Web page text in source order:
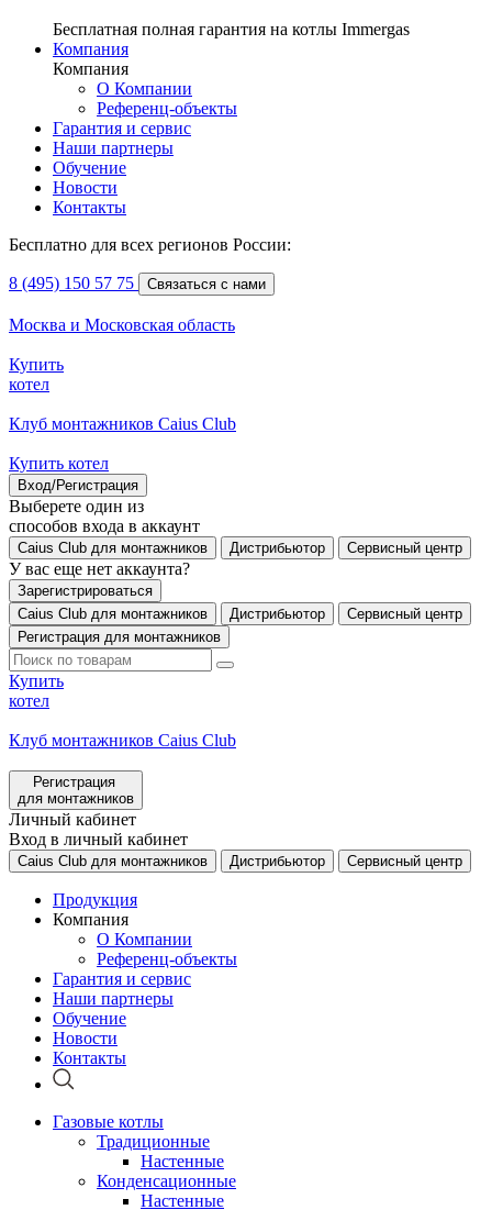
Бесплатная полная гарантия на котлы Immergas
Компания
Компания
О Компании
Референц-объекты
Гарантия и сервис
Наши партнеры
Обучение
Новости
Контакты
Бесплатно для всех регионов России:
8 (495) 150 57 75 Связаться с нами
Москва и Московская область
Купить
котел
Клуб монтажников Caius Club
Купить котел
Вход/Регистрация
Выберете один из
способов входа в аккаунт
Caius Club для монтажников Дистрибьютор Сервисный центр
У вас еще нет аккаунта?
Зарегистрироваться
Caius Club для монтажников
Дистрибьютор
Сервисный центр
Регистрация для монтажников
Купить
котел
Клуб монтажников Caius Club
Регистрация
для монтажников
Личный кабинет
Вход в личный кабинет
Caius Club для монтажников Дистрибьютор Сервисный центр
Продукция
Компания
О Компании
Референц-объекты
Гарантия и сервис
Наши партнеры
Обучение
Новости
Контакты
Газовые котлы
Традиционные
Настенные
Конденсационные
Настенные